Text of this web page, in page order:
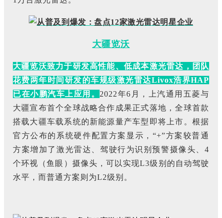
大疆览沃
大疆览沃致力于研发高性能、低成本激光雷达，团队
花费两年时间研发的车规级激光雷达Livox浩界HAP
已在小鹏汽车上应用。 2022年6月，上汽通用五菱与
大疆宣布首个全球战略合作成果正式落地，全球首款
搭载大疆车载系统的新能源量产车型即将上市。根据
官方公布的系统硬件配置方案显示，“+”方案较普通
方案增加了激光雷达、驾驶行为识别预警摄像头、4
个环视（鱼眼）摄像头，可以实现L3级别的自动驾驶
水平，而普通方案则为L2级别。